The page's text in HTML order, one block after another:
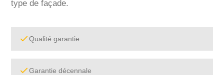
type de façade.
Qualité garantie
Garantie décennale